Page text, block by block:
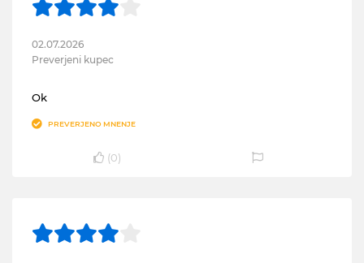
02.07.2026
Preverjeni kupec
Ok
PREVERJENO MNENJE
(0)